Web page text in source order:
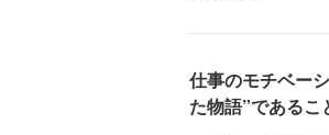
仕事のモチベー
た物語”であるこ